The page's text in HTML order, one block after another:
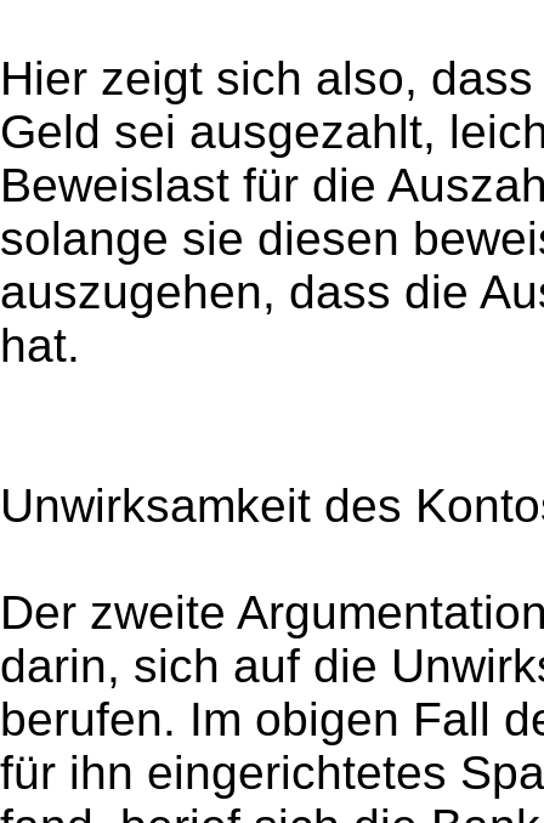
Hier zeigt sich also,
Geld sei ausgezahlt,
Beweislast für die
solange sie diesen
auszugehen, dass die
hat.
Unwirksamkeit des
Der zweite
darin, sich auf die
berufen. Im obigen Fall
für ihn eingerichtetes